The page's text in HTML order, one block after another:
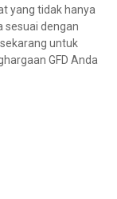
yang tidak hanya
sesuai dengan
untuk
GFD Anda